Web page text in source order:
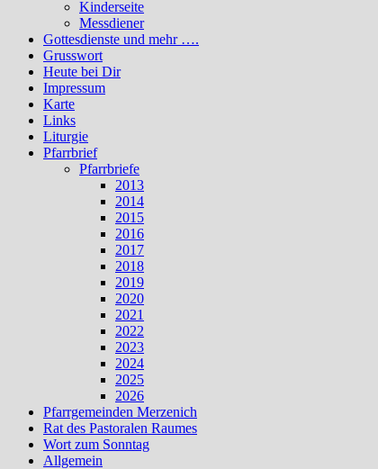
Kinderseite
Messdiener
Gottesdienste und mehr ….
Grusswort
Heute bei Dir
Impressum
Karte
Links
Liturgie
Pfarrbrief
Pfarrbriefe
2013
2014
2015
2016
2017
2018
2019
2020
2021
2022
2023
2024
2025
2026
Pfarrgemeinden Merzenich
Rat des Pastoralen Raumes
Wort zum Sonntag
Allgemein